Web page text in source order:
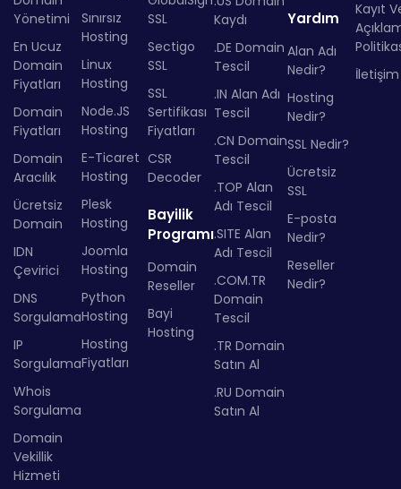
Yönetimi
En Ucuz
Domain
Fiyatları
Domain
Fiyatları
Domain
Aracılık
Ücretsiz
Domain
IDN
Çevirici
DNS
Sorgulama
IP
Sorgulama
Whois
Sorgulama
Domain
Vekillik
Hizmeti
Sınırsız
Hosting
Linux
Hosting
Node.JS
Hosting
E-Ticaret
Hosting
Plesk
Hosting
Joomla
Hosting
Python
Hosting
Hosting
Fiyatları
SSL
Sectigo
SSL
SSL
Sertifikası
Fiyatları
CSR
Decoder
Bayilik
Programı
Domain
Reseller
Bayi
Hosting
Kaydı
.DE Domain
Tescil
.IN Alan Adı
Tescil
.CN Domain
Tescil
.TOP Alan
Adı Tescil
.SITE Alan
Adı Tescil
.COM.TR
Domain
Tescil
.TR Domain
Satın Al
.RU Domain
Satın Al
Yardım
Alan Adı
Nedir?
Hosting
Nedir?
SSL Nedir?
Ücretsiz
SSL
E-posta
Nedir?
Reseller
Nedir?
Kayıt
İletişim